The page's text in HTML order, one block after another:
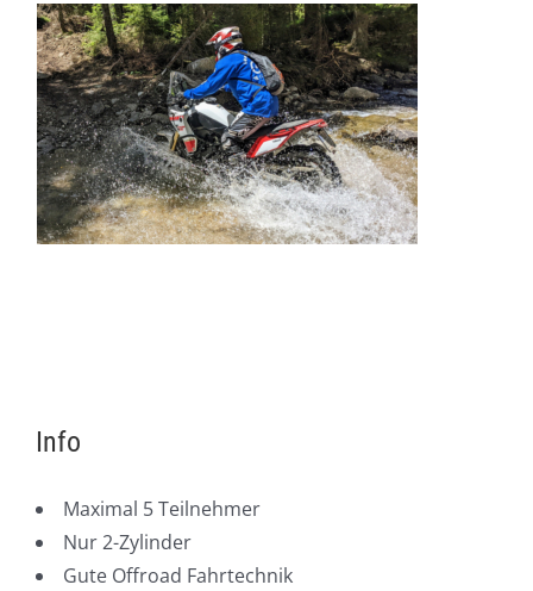
Info
Maximal 5 Teilnehmer
Nur 2-Zylinder
Gute Offroad Fahrtechnik